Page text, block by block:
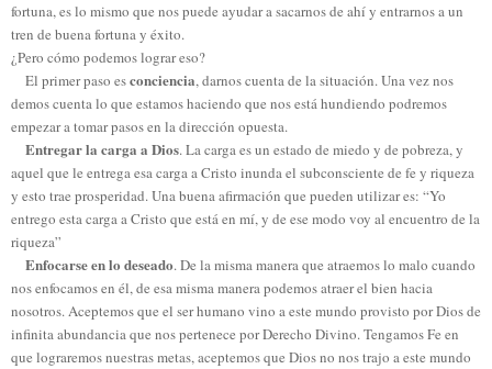
fortuna, es lo mismo que nos puede ayudar a sacarnos de ahí y entrarnos a un
tren de buena fortuna y éxito.
¿Pero cómo podemos lograr eso?
El primer paso esconciencia, darnos cuenta de la situación. Una vez nos
demos cuenta lo que estamos haciendo que nos está hundiendo podremos
empezar a tomar pasos en la dirección opuesta.
Entregar la carga a Dios. La carga es un estado de miedo y de pobreza, y
aquel que le entrega esa carga a Cristo inunda el subconsciente de fe y riqueza
y esto trae prosperidad. Una buena afirmación que pueden utilizar es: “Yo
entrego esta carga a Cristo que está en mí, y de ese modo voy al encuentro de la
riqueza”
Enfocarse en lo deseado. De la misma manera que atraemos lo malo cuando
nos enfocamos en él, de esa misma manera podemos atraer el bien hacia
nosotros. Aceptemos que el ser humano vino a este mundo provisto por Dios de
infinita abundancia que nos pertenece por Derecho Divino. Tengamos Fe en
que lograremos nuestras metas, aceptemos que Dios no nos trajo a este mundo